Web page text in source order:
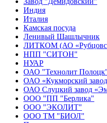
Индия
Италия
Камская посуда
Ленивый Шашлычник
ЛИТКОМ (АО
НПП "СИТОН"
НУАР
ОАО "Технолит
ОАО «Кукморский
ОАО Слуцкий завод
ООО "ПП "Берлика"
ООО "ЭКОЛИТ"
ООО ТМ "БИОЛ"